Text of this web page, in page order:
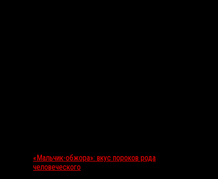
«Мальчик-обжора»: вкус пороков рода
человеческого